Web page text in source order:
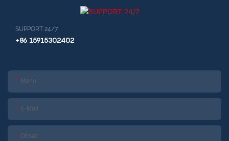
SUPPORT 24/7
+86 15915302402
Meno
E-Mail
Obsah